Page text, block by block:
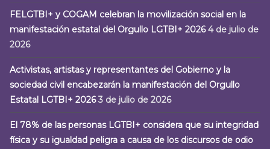
FELGTBI+ y COGAM celebran la movilización social en la
manifestación estatal del Orgullo LGTBI+ 2026 4 de julio de
2026
Activistas, artistas y representantes del Gobierno y la
sociedad civil encabezarán la manifestación del Orgullo
Estatal LGTBI+ 2026 3 de julio de 2026
El 78% de las personas LGTBI+ considera que su integridad
física y su igualdad peligra a causa de los discursos de odio